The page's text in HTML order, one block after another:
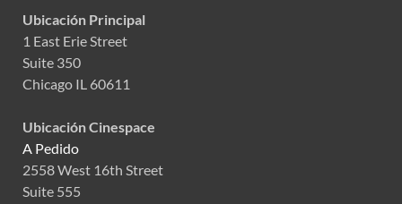
Ubicación Principal
1 East Erie Street
Suite 350
Chicago IL 60611
Ubicación Cinespace
A Pedido
2558 West 16th Street
Suite 555